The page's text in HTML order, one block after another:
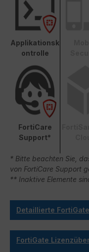
Applikationsk
ontrolle
FortiCare
Support*
* Bitte beachten Sie,
von FortiCare Support
** Inaktive Elemente
Detaillierte
FortiGate